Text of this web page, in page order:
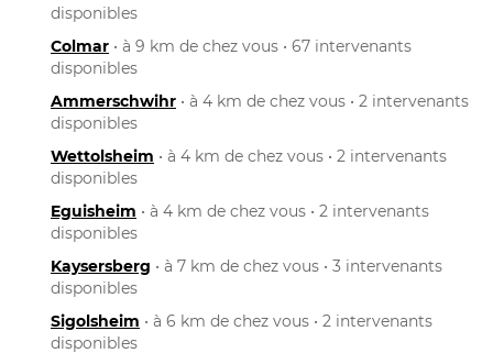
disponibles
Colmar • à 9 km de chez vous • 67 intervenants
disponibles
Ammerschwihr • à 4 km de chez vous • 2 intervenants
disponibles
Wettolsheim • à 4 km de chez vous • 2 intervenants
disponibles
Eguisheim • à 4 km de chez vous • 2 intervenants
disponibles
Kaysersberg • à 7 km de chez vous • 3 intervenants
disponibles
Sigolsheim • à 6 km de chez vous • 2 intervenants
disponibles